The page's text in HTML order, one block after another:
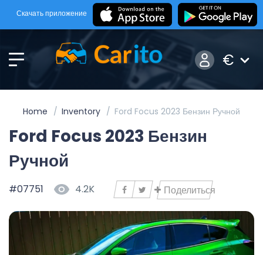
Скачать приложение
€
Home Inventory Ford Focus 2023 Бензин Ручной
Ford Focus 2023 Бензин
Ручной
#07751 4.2K Поделиться